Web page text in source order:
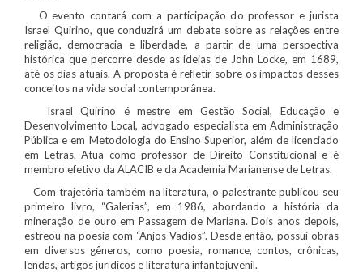
O evento contará com a participação do professor e jurista
Israel Quirino, que conduzirá um debate sobre as relações entre
religião, democracia e liberdade, a partir de uma perspectiva
histórica que percorre desde as ideias de John Locke, em 1689,
até os dias atuais. A proposta é refletir sobre os impactos desses
conceitos na vida social contemporânea.
Israel Quirino é mestre em Gestão Social, Educação e
Desenvolvimento Local, advogado especialista em Administração
Pública e em Metodologia do Ensino Superior, além de licenciado
em Letras. Atua como professor de Direito Constitucional e é
membro efetivo da ALACIB e da Academia Marianense de Letras.
Com trajetória também na literatura, o palestrante publicou seu
primeiro livro, “Galerias”, em 1986, abordando a história da
mineração de ouro em Passagem de Mariana. Dois anos depois,
estreou na poesia com “Anjos Vadios”. Desde então, possui obras
em diversos gêneros, como poesia, romance, contos, crônicas,
lendas, artigos jurídicos e literatura infantojuvenil.